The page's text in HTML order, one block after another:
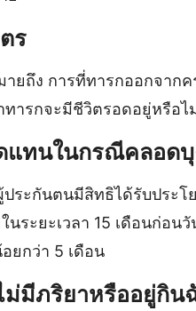
ร
ยถึง การที่ทารกออกจาก
ารกจะมีชีวิตรอดอยู่หรือไ
แทนในกรณีคลอด
ระกันตนมีสิทธิได้รับประ
นระยะเวลา 15 เดือนก่อ
ยกว่า 5 เดือน
มีภริยาหรืออยู่กิน